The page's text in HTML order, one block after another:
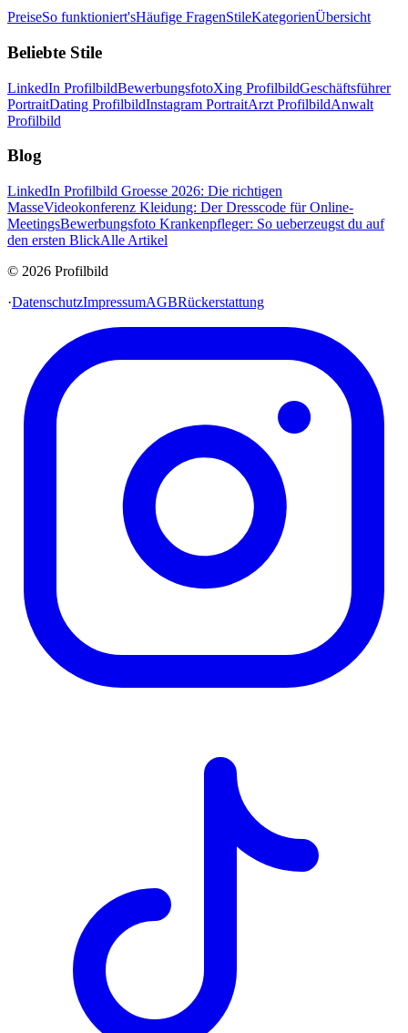
PreiseSo funktioniert'sHäufige FragenStileKategorienÜbersicht
Beliebte Stile
LinkedIn ProfilbildBewerbungsfotoXing ProfilbildGeschäftsführer
PortraitDating ProfilbildInstagram PortraitArzt ProfilbildAnwalt
Profilbild
Blog
LinkedIn Profilbild Groesse 2026: Die richtigen
MasseVideokonferenz Kleidung: Der Dresscode für Online-
MeetingsBewerbungsfoto Krankenpfleger: So ueberzeugst du auf
den ersten BlickAlle Artikel
© 2026 Profilbild
·DatenschutzImpressumAGBRückerstattung